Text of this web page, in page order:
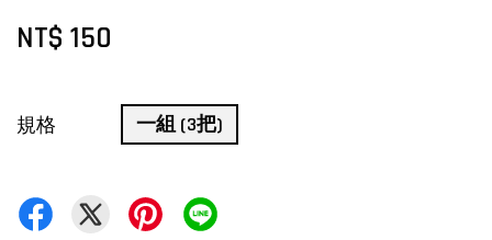
NT$ 150
規格 一組 (3把)